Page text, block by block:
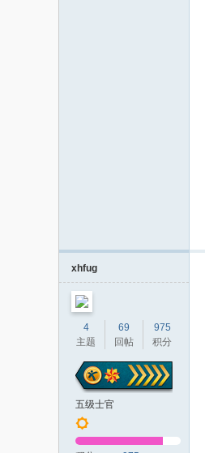
xhfug
4
主题
69
回帖
975
积分
五级士官